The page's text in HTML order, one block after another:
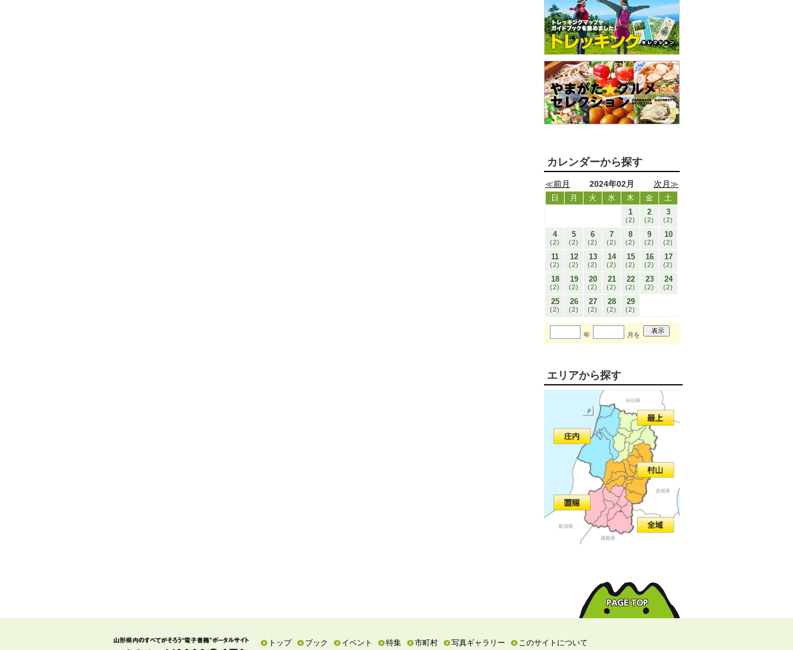
カレンダーから探す
≪前月 2024年02月 次月≫
日 月 火 水 木 金
土
1
(2)
2
(2)
3
(2)
4
(2)
5
(2)
6
(2)
7
(2)
8
(2)
9
(2)
10
(2)
11
(2)
12
(2)
13
(2)
14
(2)
15
(2)
16
(2)
17
(2)
18
(2)
19
(2)
20
(2)
21
(2)
22
(2)
23
(2)
24
(2)
25
(2)
26
(2)
27
(2)
28
(2)
29
(2)
年 月を
エリアから探す
トップ ブック イベント 特集 市町村 写真ギャラリー このサイトについて